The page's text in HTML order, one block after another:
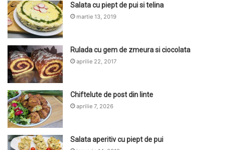
Salata cu piept de pui si telina
martie 13, 2019
Rulada cu gem de zmeura si ciocolata
aprilie 22, 2017
Chiftelute de post din linte
aprilie 7, 2026
Salata aperitiv cu piept de pui